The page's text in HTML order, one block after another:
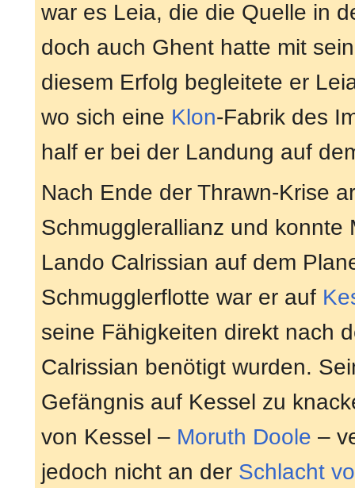
war es Leia, die die Quelle in
doch auch Ghent hatte mit
diesem Erfolg begleitete er
wo sich eine Klon-Fabrik des
half er bei der Landung auf
Nach Ende der Thrawn-Krise
Schmugglerallianz und konnte
Lando Calrissian auf dem
Schmugglerflotte war er auf
seine Fähigkeiten direkt nach
Calrissian benötigt wurden.
Gefängnis auf Kessel zu
von Kessel – Moruth Doole –
jedoch nicht an der Schlacht